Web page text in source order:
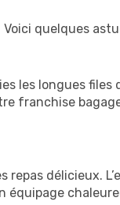
quelques
les longues files
franchise
délicieux.
équipage